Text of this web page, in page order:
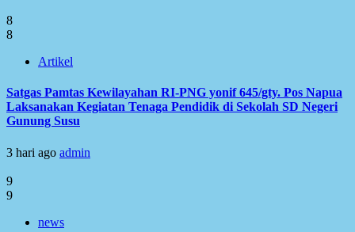
8
8
Artikel
Satgas Pamtas Kewilayahan RI-PNG yonif 645/gty. Pos Napua
Laksanakan Kegiatan Tenaga Pendidik di Sekolah SD Negeri
Gunung Susu
3 hari ago admin
9
9
news